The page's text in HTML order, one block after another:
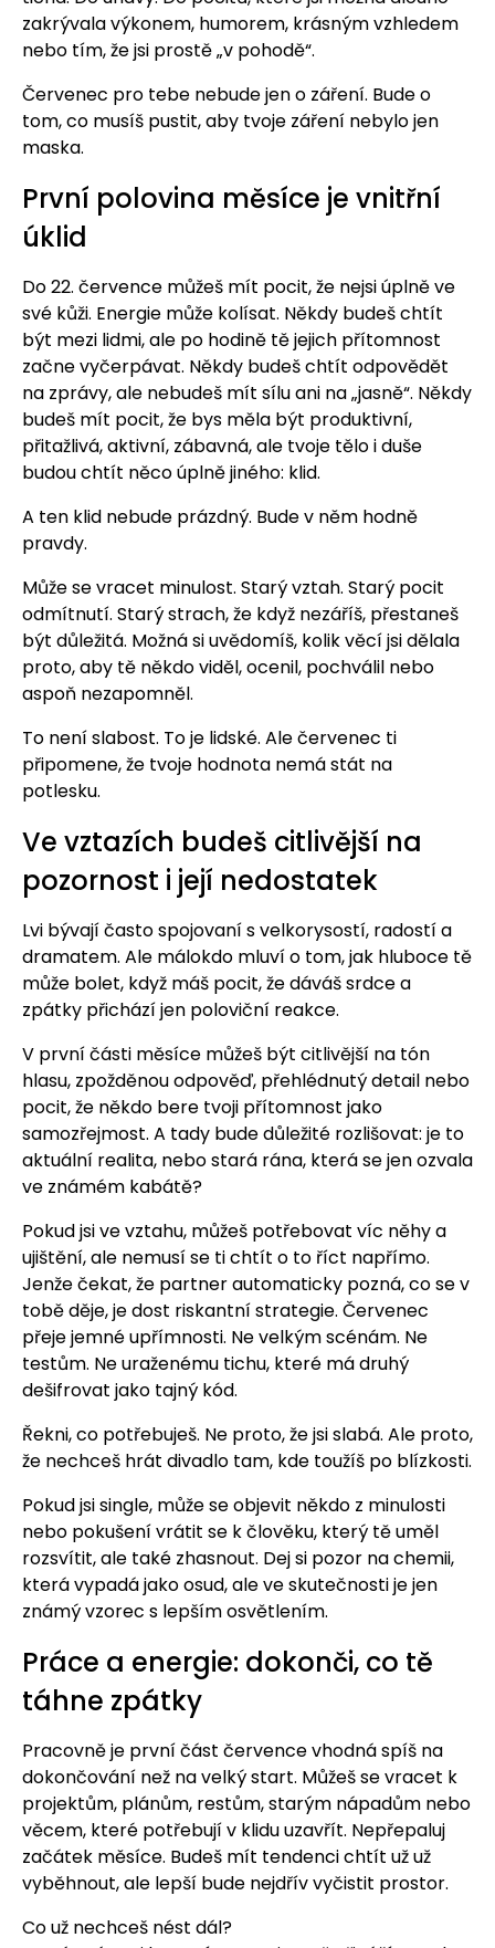
zakrývala výkonem, humorem, krásným vzhledem
nebo tím, že jsi prostě „v pohodě“.
Červenec pro tebe nebude jen o záření. Bude o
tom, co musíš pustit, aby tvoje záření nebylo jen
maska.
První polovina měsíce je vnitřní
úklid
Do 22. července můžeš mít pocit, že nejsi úplně ve
své kůži. Energie může kolísat. Někdy budeš chtít
být mezi lidmi, ale po hodině tě jejich přítomnost
začne vyčerpávat. Někdy budeš chtít odpovědět
na zprávy, ale nebudeš mít sílu ani na „jasně“. Někdy
budeš mít pocit, že bys měla být produktivní,
přitažlivá, aktivní, zábavná, ale tvoje tělo i duše
budou chtít něco úplně jiného: klid.
A ten klid nebude prázdný. Bude v něm hodně
pravdy.
Může se vracet minulost. Starý vztah. Starý pocit
odmítnutí. Starý strach, že když nezáříš, přestaneš
být důležitá. Možná si uvědomíš, kolik věcí jsi dělala
proto, aby tě někdo viděl, ocenil, pochválil nebo
aspoň nezapomněl.
To není slabost. To je lidské. Ale červenec ti
připomene, že tvoje hodnota nemá stát na
potlesku.
Ve vztazích budeš citlivější na
pozornost i její nedostatek
Lvi bývají často spojovaní s velkorysostí, radostí a
dramatem. Ale málokdo mluví o tom, jak hluboce tě
může bolet, když máš pocit, že dáváš srdce a
zpátky přichází jen poloviční reakce.
V první části měsíce můžeš být citlivější na tón
hlasu, zpožděnou odpověď, přehlédnutý detail nebo
pocit, že někdo bere tvoji přítomnost jako
samozřejmost. A tady bude důležité rozlišovat: je to
aktuální realita, nebo stará rána, která se jen ozvala
ve známém kabátě?
Pokud jsi ve vztahu, můžeš potřebovat víc něhy a
ujištění, ale nemusí se ti chtít o to říct napřímo.
Jenže čekat, že partner automaticky pozná, co se v
tobě děje, je dost riskantní strategie. Červenec
přeje jemné upřímnosti. Ne velkým scénám. Ne
testům. Ne uraženému tichu, které má druhý
dešifrovat jako tajný kód.
Řekni, co potřebuješ. Ne proto, že jsi slabá. Ale proto,
že nechceš hrát divadlo tam, kde toužíš po blízkosti.
Pokud jsi single, může se objevit někdo z minulosti
nebo pokušení vrátit se k člověku, který tě uměl
rozsvítit, ale také zhasnout. Dej si pozor na chemii,
která vypadá jako osud, ale ve skutečnosti je jen
známý vzorec s lepším osvětlením.
Práce a energie: dokonči, co tě
táhne zpátky
Pracovně je první část července vhodná spíš na
dokončování než na velký start. Můžeš se vracet k
projektům, plánům, restům, starým nápadům nebo
věcem, které potřebují v klidu uzavřít. Nepřepaluj
začátek měsíce. Budeš mít tendenci chtít už už
vyběhnout, ale lepší bude nejdřív vyčistit prostor.
Co už nechceš nést dál?